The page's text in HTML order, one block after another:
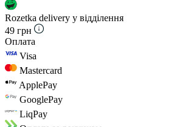
Rozetka delivery у відділення
49 грн
Оплата
Visa
Mastercard
ApplePay
GooglePay
LiqPay